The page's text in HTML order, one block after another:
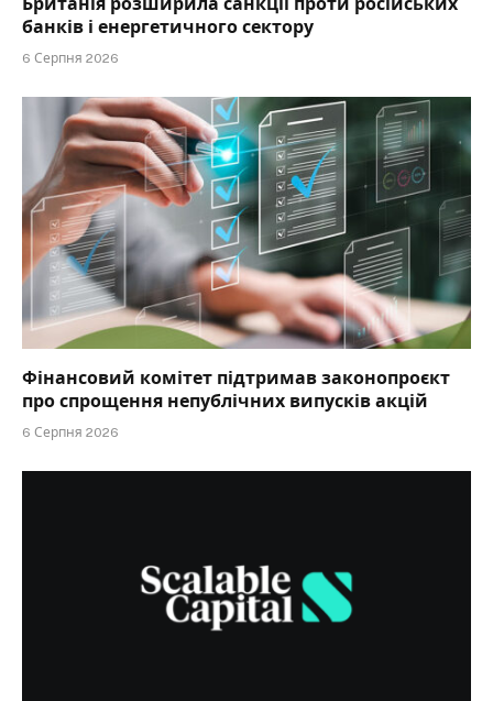
банків і енергетичного сектору
6 Серпня 2026
Фінансовий комітет підтримав законопроєкт
про спрощення непублічних випусків акцій
6 Серпня 2026